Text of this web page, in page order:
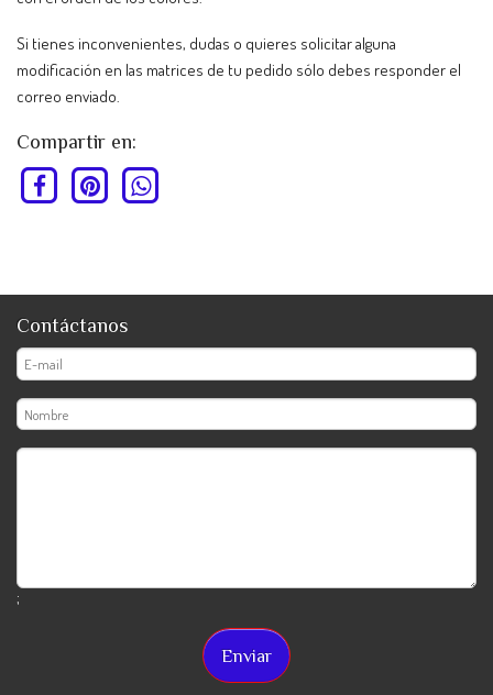
Si tienes inconvenientes, dudas o quieres solicitar alguna
modificación en las matrices de tu pedido sólo debes responder el
correo enviado.
Compartir en:
Contáctanos
;